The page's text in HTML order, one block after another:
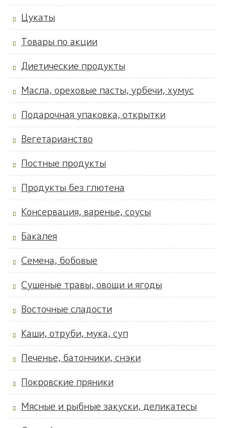
Цукаты
Товары по акции
Диетические продукты
Масла, ореховые пасты, урбечи, хумус
Подарочная упаковка, открытки
Вегетарианство
Постные продукты
Продукты без глютена
Консервация, варенье, соусы
Бакалея
Семена, бобовые
Сушеные травы, овощи и ягоды
Восточные сладости
Каши, отруби, мука, суп
Печенье, батончики, снэки
Покровские пряники
Мясные и рыбные закуски, деликатесы